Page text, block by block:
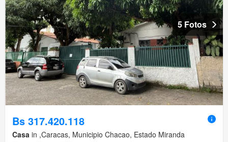
5 Fotos
Bs 317.420.118
Casa in ,Caracas, Municipio Chacao, Estado Miranda